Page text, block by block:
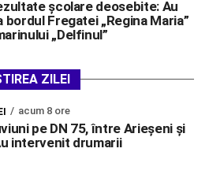
școlare deosebite: Au
bordul Fregatei „Regina Maria”
„Delfinul”
ZILEI
acum 8 ore
pe DN 75, între Arieșeni și
intervenit drumarii